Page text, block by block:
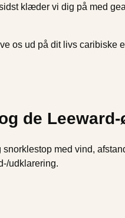
klæder vi dig på med
os ud på dit livs caribiske
de Leeward-
med vind,
udklarering.